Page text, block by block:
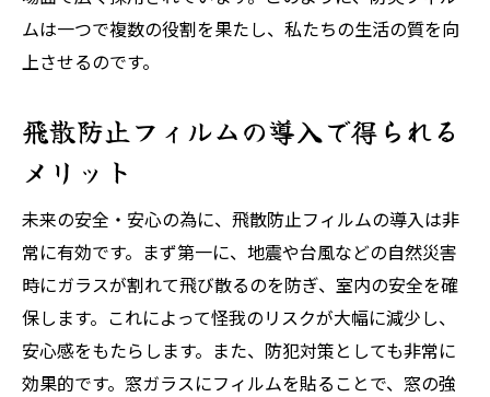
ムは一つで複数の役割を果たし、私たちの生活の質を向
上させるのです。
飛散防止フィルムの導入で得られる
メリット
未来の安全・安心の為に、飛散防止フィルムの導入は非
常に有効です。まず第一に、地震や台風などの自然災害
時にガラスが割れて飛び散るのを防ぎ、室内の安全を確
保します。これによって怪我のリスクが大幅に減少し、
安心感をもたらします。また、防犯対策としても非常に
効果的です。窓ガラスにフィルムを貼ることで、窓の強